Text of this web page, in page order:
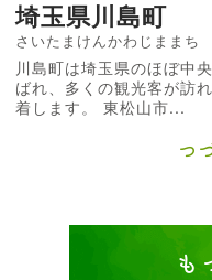
埼玉県川島町
さいたまけんかわじままち
川島町は埼玉県のほぼ中
ばれ、多くの観光客が訪
着します。 東松山市...
つ
も